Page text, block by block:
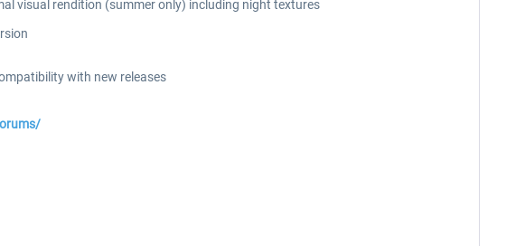
visual rendition (summer only) including night textures
with new releases